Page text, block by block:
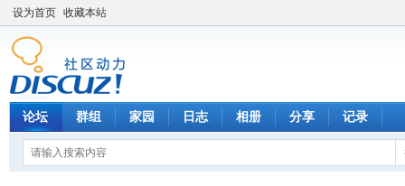
设为首页 收藏本站
论坛 群组 家园 日志 相册 分享 记录